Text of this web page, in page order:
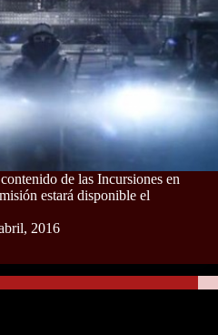
de las Incursiones en
estará disponible el
2016